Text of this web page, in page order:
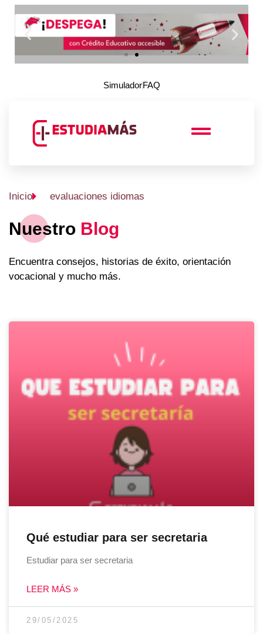
SimuladorFAQ
Inicio evaluaciones idiomas
Nuestro Blog
Encuentra consejos, historias de éxito, orientación
vocacional y mucho más.
Qué estudiar para ser secretaria
Estudiar para ser secretaria
LEER MÁS »
29/05/2025